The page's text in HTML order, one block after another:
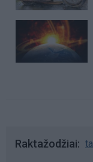
Raktažodžiai